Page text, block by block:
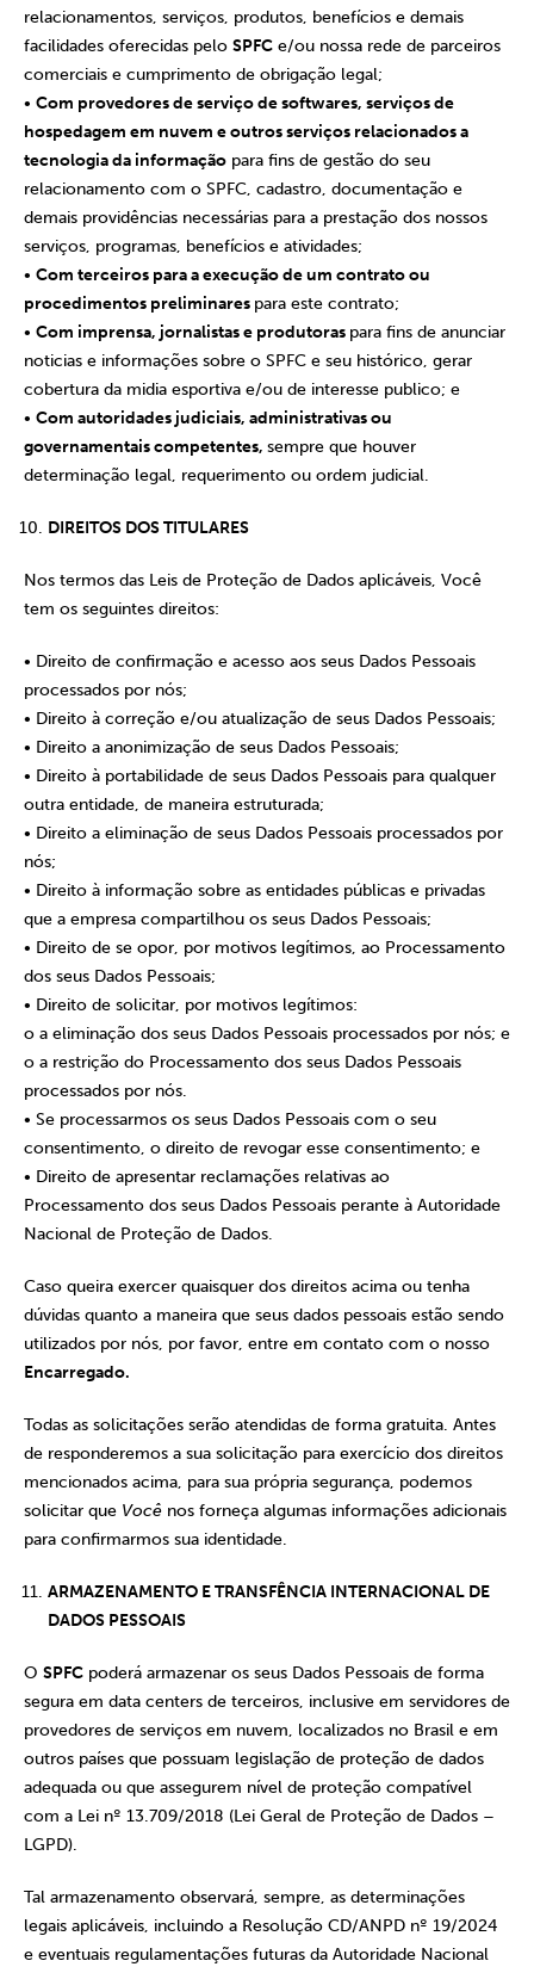
relacionamentos, serviços, produtos, benefícios e demais
facilidades oferecidas pelo SPFC e/ou nossa rede de parceiros
comerciais e cumprimento de obrigação legal;
• Com provedores de serviço de softwares, serviços de
hospedagem em nuvem e outros serviços relacionados a
tecnologia da informação para fins de gestão do seu
relacionamento com o SPFC, cadastro, documentação e
demais providências necessárias para a prestação dos nossos
serviços, programas, benefícios e atividades;
• Com terceiros para a execução de um contrato ou
procedimentos preliminares para este contrato;
• Com imprensa, jornalistas e produtoras para fins de anunciar
noticias e informações sobre o SPFC e seu histórico, gerar
cobertura da midia esportiva e/ou de interesse publico; e
• Com autoridades judiciais, administrativas ou
governamentais competentes, sempre que houver
determinação legal, requerimento ou ordem judicial.
DIREITOS DOS TITULARES
Nos termos das Leis de Proteção de Dados aplicáveis, Você
tem os seguintes direitos:
• Direito de confirmação e acesso aos seus Dados Pessoais
processados por nós;
• Direito à correção e/ou atualização de seus Dados Pessoais;
• Direito a anonimização de seus Dados Pessoais;
• Direito à portabilidade de seus Dados Pessoais para qualquer
outra entidade, de maneira estruturada;
• Direito a eliminação de seus Dados Pessoais processados por
nós;
• Direito à informação sobre as entidades públicas e privadas
que a empresa compartilhou os seus Dados Pessoais;
• Direito de se opor, por motivos legítimos, ao Processamento
dos seus Dados Pessoais;
• Direito de solicitar, por motivos legítimos:
o a eliminação dos seus Dados Pessoais processados por nós; e
o a restrição do Processamento dos seus Dados Pessoais
processados por nós.
• Se processarmos os seus Dados Pessoais com o seu
consentimento, o direito de revogar esse consentimento; e
• Direito de apresentar reclamações relativas ao
Processamento dos seus Dados Pessoais perante à Autoridade
Nacional de Proteção de Dados.
Caso queira exercer quaisquer dos direitos acima ou tenha
dúvidas quanto a maneira que seus dados pessoais estão sendo
utilizados por nós, por favor, entre em contato com o nosso
Encarregado.
Todas as solicitações serão atendidas de forma gratuita. Antes
de responderemos a sua solicitação para exercício dos direitos
mencionados acima, para sua própria segurança, podemos
solicitar que Você nos forneça algumas informações adicionais
para confirmarmos sua identidade.
ARMAZENAMENTO E TRANSFÊNCIA INTERNACIONAL DE
DADOS PESSOAIS
O SPFC poderá armazenar os seus Dados Pessoais de forma
segura em data centers de terceiros, inclusive em servidores de
provedores de serviços em nuvem, localizados no Brasil e em
outros países que possuam legislação de proteção de dados
adequada ou que assegurem nível de proteção compatível
com a Lei nº 13.709/2018 (Lei Geral de Proteção de Dados –
LGPD).
Tal armazenamento observará, sempre, as determinações
legais aplicáveis, incluindo a Resolução CD/ANPD nº 19/2024
e eventuais regulamentações futuras da Autoridade Nacional